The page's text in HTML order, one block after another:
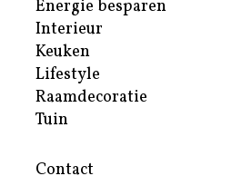
Energie besparen
Interieur
Keuken
Lifestyle
Raamdecoratie
Tuin
Contact